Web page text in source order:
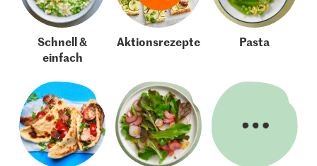
Schnell &
einfach
Aktionsrezepte Pasta